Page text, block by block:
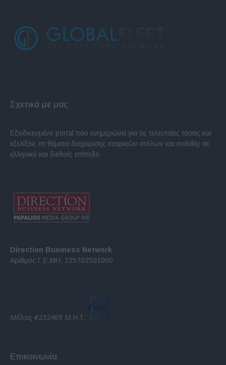
Σχετικά με μας
Εξειδικευμένο portal που ενημερώνει για τις τελευταίες τάσεις και
εξελίξεις σε θέματα διαχείρισης εταιρικών στόλων και mobility σε
ελληνικό και διεθνές επίπεδο.
Direction Business Network
Αριθμός Γ.Ε.ΜΗ. 125702501000
Μέλος #232469 Μ.Η.Τ.
Επικοινωνία